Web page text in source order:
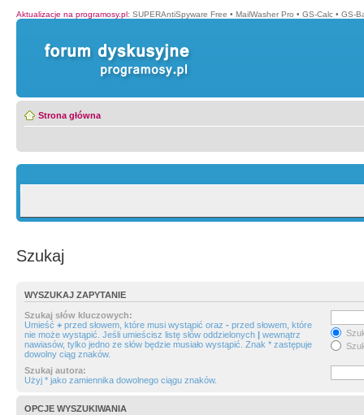
Aktualizacje na programosy.pl: SUPERAntiSpyware Free • MailWasher Pro • GS-Calc • GS-
Strona główna
Szukaj
WYSZUKAJ ZAPYTANIE
Szukaj słów kluczowych:
Umieść + przed słowem, które musi wystąpić oraz - przed słowem, które
nie może wystąpić. Jeśli umieścisz listę słów oddzielonych | wewnątrz
nawiasów, tylko jedno ze słów będzie musiało wystąpić. Znak * zastępuje
dowolny ciąg znaków.
Szukaj autora:
Użyj * jako zamiennika dowolnego ciągu znaków.
OPCJE WYSZUKIWANIA